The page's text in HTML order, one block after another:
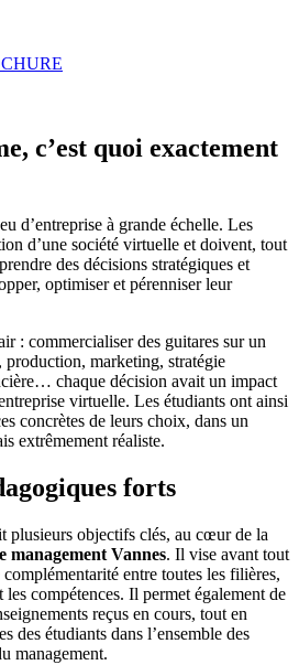
c’est quoi exactement
d’entreprise à grande échelle. Les
d’une société virtuelle et doivent, tout
des décisions stratégiques et
optimiser et pérenniser leur
: commercialiser des guitares sur un
marketing, stratégie
chaque décision avait un impact
virtuelle. Les étudiants ont ainsi
concrètes de leurs choix, dans un
extrêmement réaliste.
forts
plusieurs objectifs clés, au cœur de la
management Vannes. Il vise avant tout
entre toutes les filières,
compétences. Il permet également de
reçus en cours, tout en
des étudiants dans l’ensemble des
management.